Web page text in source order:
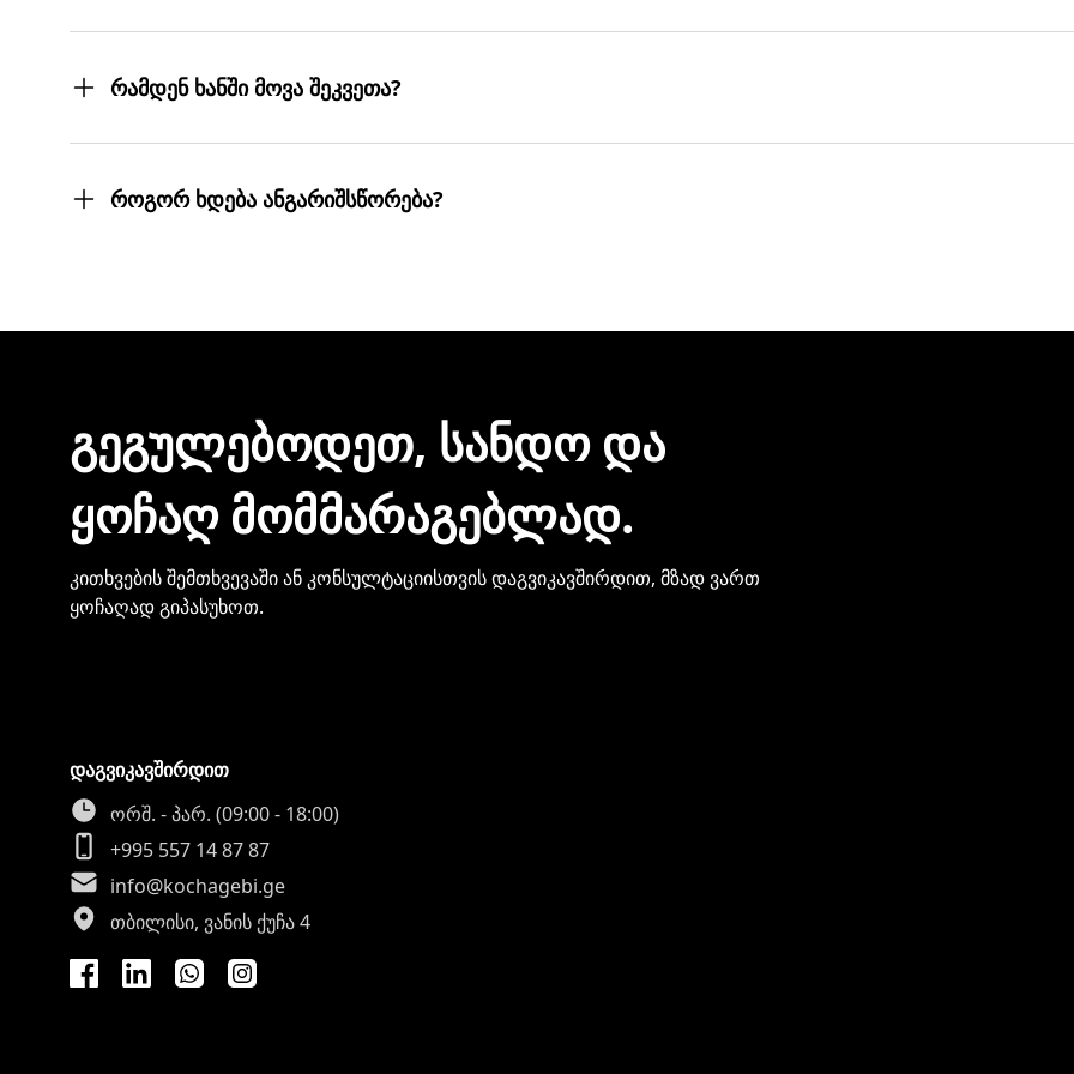
სასურველ მისამართებზე მოგიტანთ. მიტანის სერვისი უფასოა.
რამდენ ხანში მოვა შეკვეთა?
თუმცა, ჩვენ ისეთი ყოჩაღები ვართ, 3 სამუშაო დღეც არ დაგვჭირდება.
როგორ ხდება ანგარიშსწორება?
ᲒᲔᲒᲣᲚᲔᲑᲝᲓᲔᲗ, ᲡᲐᲜᲓᲝ ᲓᲐ
ᲧᲝᲩᲐᲦ ᲛᲝᲛᲛᲐᲠᲐᲒᲔᲑᲚᲐᲓ.
კითხვების შემთხვევაში ან კონსულტაციისთვის დაგვიკავშირდით, მზად ვართ
ყოჩაღად გიპასუხოთ.
დაგვიკავშირდით
ორშ. - პარ. (09:00 - 18:00)
+995 557 14 87 87
info@kochagebi.ge
თბილისი, ვანის ქუჩა 4